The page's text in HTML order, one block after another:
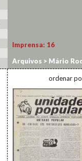
Imprensa: 16
Arquivos > Mário
ordenar